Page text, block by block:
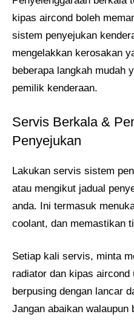
kipas aircond boleh
sistem penyejukan
mengelakkan kerosakan
beberapa langkah mudah
pemilik kenderaan.
Servis Berkala &
Penyejukan
Lakukan servis sistem
atau mengikut jadual
anda. Ini termasuk
coolant, dan memastikan
Setiap kali servis, minta
radiator dan kipas aircond
berpusing dengan lancar
Jangan abaikan